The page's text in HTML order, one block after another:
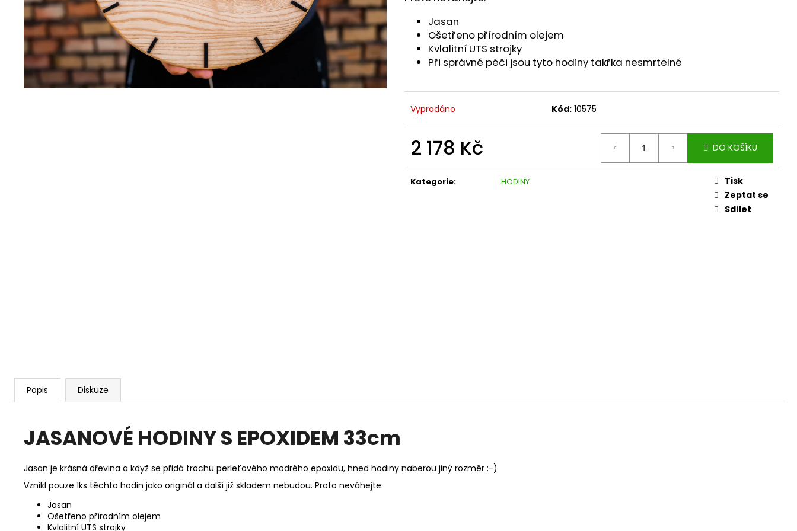
Jasan
Ošetřeno přírodním olejem
Kvlalitní UTS strojky
Při správné péči jsou tyto hodiny takřka nesmrtelné
Vyprodáno Kód: 10575
2 178 Kč
cena:
DO KOŠÍKU
Kategorie: HODINY
Tisk
Zeptat se
Sdílet
Popis Diskuze
JASANOVÉ HODINY S EPOXIDEM 33cm
Jasan je krásná dřevina a když se přidá trochu perleťového modrého epoxidu, hned hodiny naberou jiný rozměr :-)
Vznikl pouze 1ks těchto hodin jako originál a další již skladem nebudou. Proto neváhejte.
Jasan
Ošetřeno přírodním olejem
Kvlalitní UTS strojky